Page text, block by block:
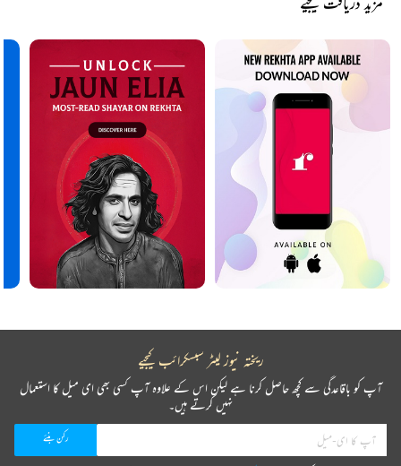
ریختہ نیوز لیٹر سبسکرائب کیجیے
آپ کو باقاعدگی سے کچھ حاصل کرنا ہے لیکن اس کے علاوہ آپ کسی بھی ای میل کا استعمال
نہیں کرتے ہیں۔